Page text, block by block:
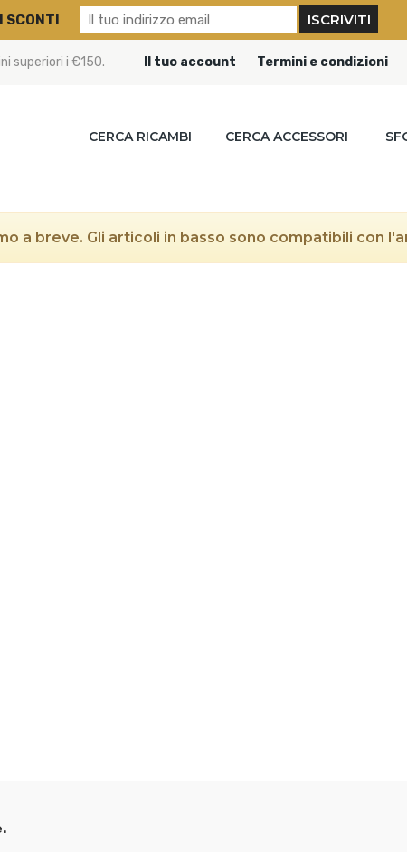
superiori i €150. Il tuo account Termini e condizioni
CERCA RICAMBI CERCA ACCESSORI
a breve. Gli articoli in basso sono compatibili con
SCONTI